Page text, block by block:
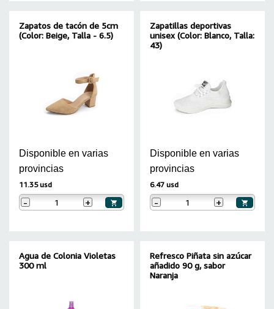
Zapatos de tacón de 5cm
(Color: Beige, Talla - 6.5)
Disponible en varias
provincias
11.35 usd
- +
Zapatillas deportivas
unisex (Color: Blanco, Talla:
43)
Disponible en varias
provincias
6.47 usd
- +
Agua de Colonia Violetas
300 ml
Refresco Piñata sin azúcar
añadido 90 g, sabor
Naranja